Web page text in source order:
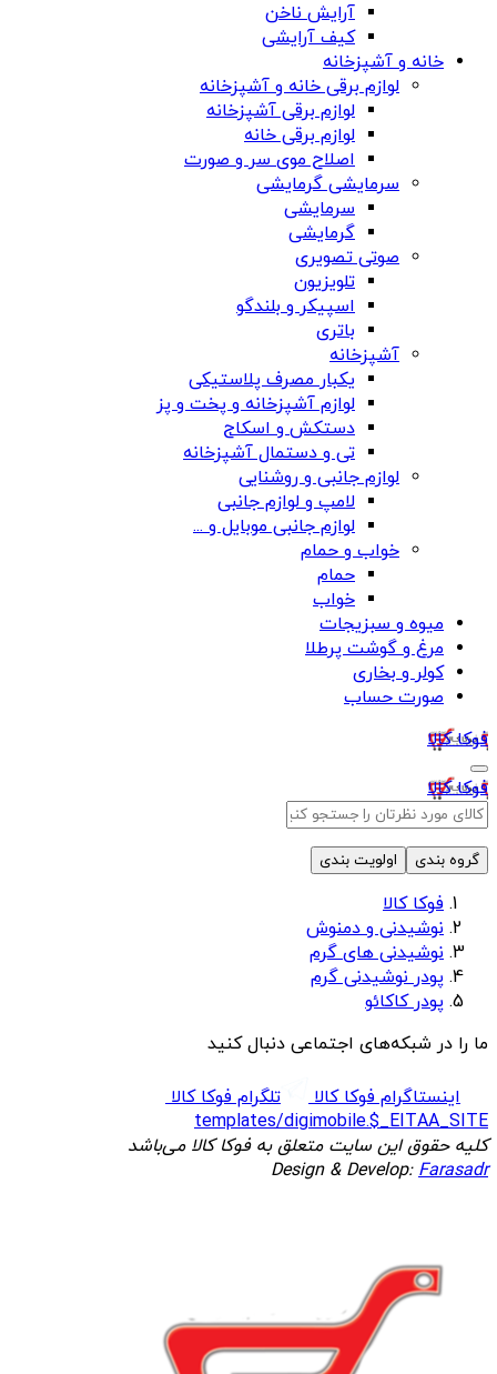
آرایش ناخن
کیف آرایشی
خانه و آشپزخانه
لوازم برقی خانه و آشپزخانه
لوازم برقی آشپزخانه
لوازم برقی خانه
اصلاح موی سر و صورت
سرمایشی گرمایشی
سرمایشی
گرمایشی
صوتی تصویری
تلویزیون
اسپیکر و بلندگو
باتری
آشپزخانه
یکبار مصرف پلاستیکی
لوازم آشپزخانه و پخت و پز
دستکش و اسکاج
تی و دستمال آشپزخانه
لوازم جانبی و روشنایی
لامپ و لوازم جانبی
لوازم جانبی موبایل و ...
خواب و حمام
حمام
خواب
میوه و سبزیجات
مرغ و گوشت پرطلا
کولر و بخاری
صورت حساب
فوکا کالا
فوکا کالا
گروه بندی اولویت بندی
فوکا کالا
نوشیدنی و دمنوش
نوشیدنی های گرم
پودر نوشیدنی گرم
پودر کاکائو
ما را در شبکه‌های اجتماعی دنبال کنید
اینستاگرام فوکا کالا
تلگرام فوکا کالا
templates/digimobile.$_EITAA_SITE
کلیه حقوق این سایت متعلق به فوکا کالا می‌باشد
Design & Develop:Farasadr